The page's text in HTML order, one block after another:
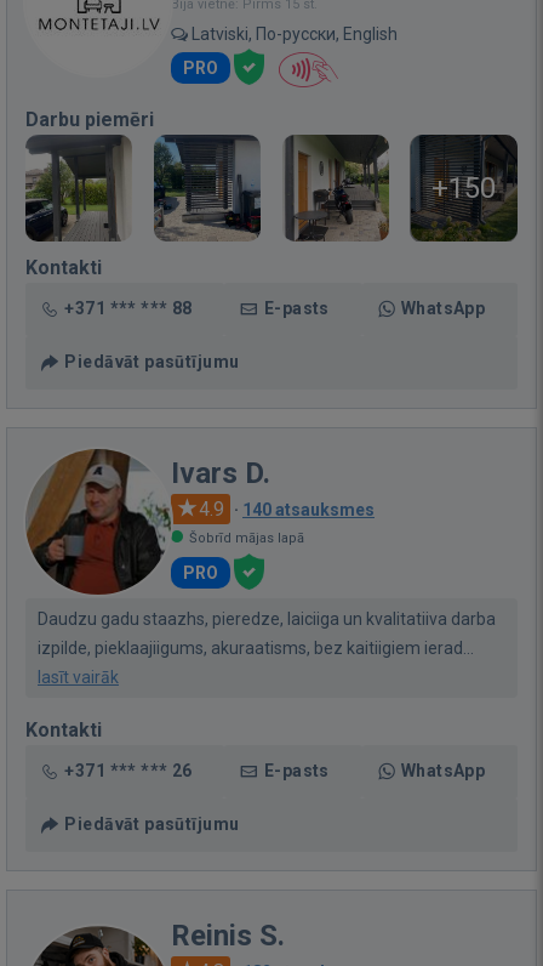
Bija vietnē: Pirms 15 st.
Latviski, По-русски, English
PRO
Darbu piemēri
+150
Kontakti
+371 *** *** 88 E-pasts WhatsApp
Piedāvāt pasūtījumu
Ivars D.
4.9 · 140 atsauksmes
Šobrīd mājas lapā
PRO
Daudzu gadu staazhs, pieredze, laiciiga un kvalitatiiva darba
izpilde, pieklaajiigums, akuraatisms, bez kaitiigiem ierad...
lasīt vairāk
Kontakti
+371 *** *** 26 E-pasts WhatsApp
Piedāvāt pasūtījumu
Reinis S.